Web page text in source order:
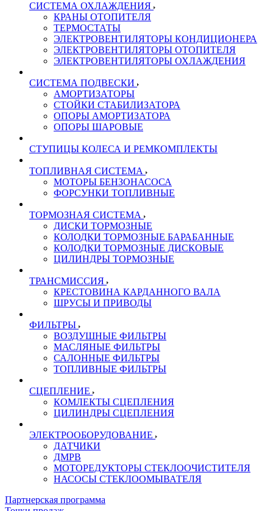
СИСТЕМА ОХЛАЖДЕНИЯ
КРАНЫ ОТОПИТЕЛЯ
ТЕРМОСТАТЫ
ЭЛЕКТРОВЕНТИЛЯТОРЫ КОНДИЦИОНЕРА
ЭЛЕКТРОВЕНТИЛЯТОРЫ ОТОПИТЕЛЯ
ЭЛЕКТРОВЕНТИЛЯТОРЫ ОХЛАЖДЕНИЯ
СИСТЕМА ПОДВЕСКИ
АМОРТИЗАТОРЫ
СТОЙКИ СТАБИЛИЗАТОРА
ОПОРЫ АМОРТИЗАТОРА
ОПОРЫ ШАРОВЫЕ
СТУПИЦЫ КОЛЕСА И РЕМКОМПЛЕКТЫ
ТОПЛИВНАЯ СИСТЕМА
МОТОРЫ БЕНЗОНАСОСА
ФОРСУНКИ ТОПЛИВНЫЕ
ТОРМОЗНАЯ СИСТЕМА
ДИСКИ ТОРМОЗНЫЕ
КОЛОДКИ ТОРМОЗНЫЕ БАРАБАННЫЕ
КОЛОДКИ ТОРМОЗНЫЕ ДИСКОВЫЕ
ЦИЛИНДРЫ ТОРМОЗНЫЕ
ТРАНСМИССИЯ
КРЕСТОВИНА КАРДАННОГО ВАЛА
ШРУСЫ И ПРИВОДЫ
ФИЛЬТРЫ
ВОЗДУШНЫЕ ФИЛЬТРЫ
МАСЛЯНЫЕ ФИЛЬТРЫ
САЛОННЫЕ ФИЛЬТРЫ
ТОПЛИВНЫЕ ФИЛЬТРЫ
СЦЕПЛЕНИЕ
КОМЛЕКТЫ СЦЕПЛЕНИЯ
ЦИЛИНДРЫ СЦЕПЛЕНИЯ
ЭЛЕКТРООБОРУДОВАНИЕ
ДАТЧИКИ
ДМРВ
МОТОРЕДУКТОРЫ СТЕКЛООЧИСТИТЕЛЯ
НАСОСЫ СТЕКЛООМЫВАТЕЛЯ
Партнерская программа